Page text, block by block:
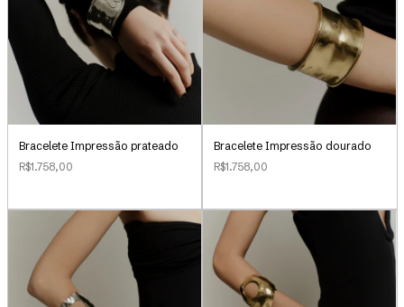
Bracelete Impressão prateado
R$1.758,00
Bracelete Impressão dourado
R$1.758,00